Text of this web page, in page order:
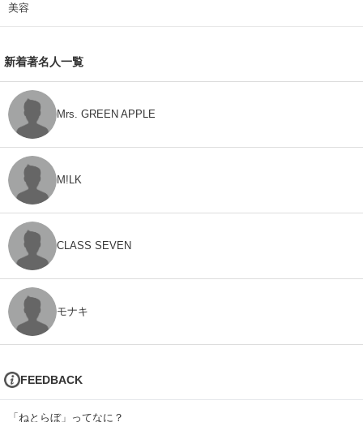
美容
新着著名人一覧
Mrs. GREEN APPLE
M!LK
CLASS SEVEN
モナキ
FEEDBACK
「ねとらぼ」ってなに？